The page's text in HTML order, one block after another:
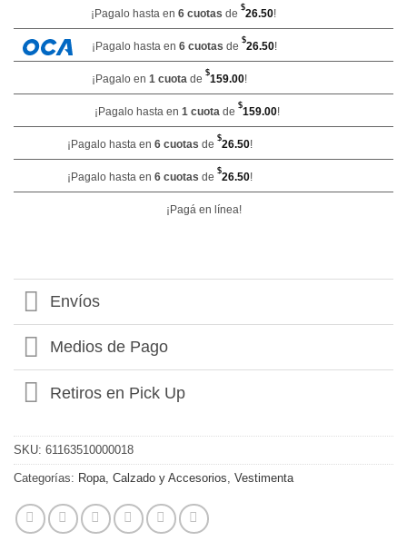
¡Pagalo hasta en 6 cuotas de $26.50!
¡Pagalo hasta en 6 cuotas de $26.50!
¡Pagalo en 1 cuota de $159.00!
¡Pagalo hasta en 1 cuota de $159.00!
¡Pagalo hasta en 6 cuotas de $26.50!
¡Pagalo hasta en 6 cuotas de $26.50!
¡Pagá en línea!
Envíos
Medios de Pago
Retiros en Pick Up
SKU: 61163510000018
Categorías: Ropa, Calzado y Accesorios, Vestimenta